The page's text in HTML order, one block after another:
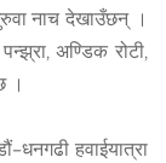
नाच देखाउँछन् ।
अण्डिक रोटी,
।
हवाईयात्रा